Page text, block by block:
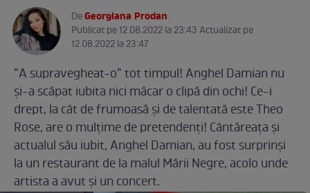
DeGeorgiana Prodan.
Publicat pe 12.08.2022 la 23:43 Actualizat pe
12.08.2022 la 23:47
”A supravegheat-o” tot timpul! Anghel Damian nu
și-a scăpat iubita nici măcar o clipă din ochi! Ce-i
drept, la cât de frumoasă și de talentată este Theo
Rose, are o mulțime de pretendenți! Cântăreața și
actualul său iubit, Anghel Damian, au fost surprinși
la un restaurant de la malul Mării Negre, acolo unde
artista a avut și un concert.